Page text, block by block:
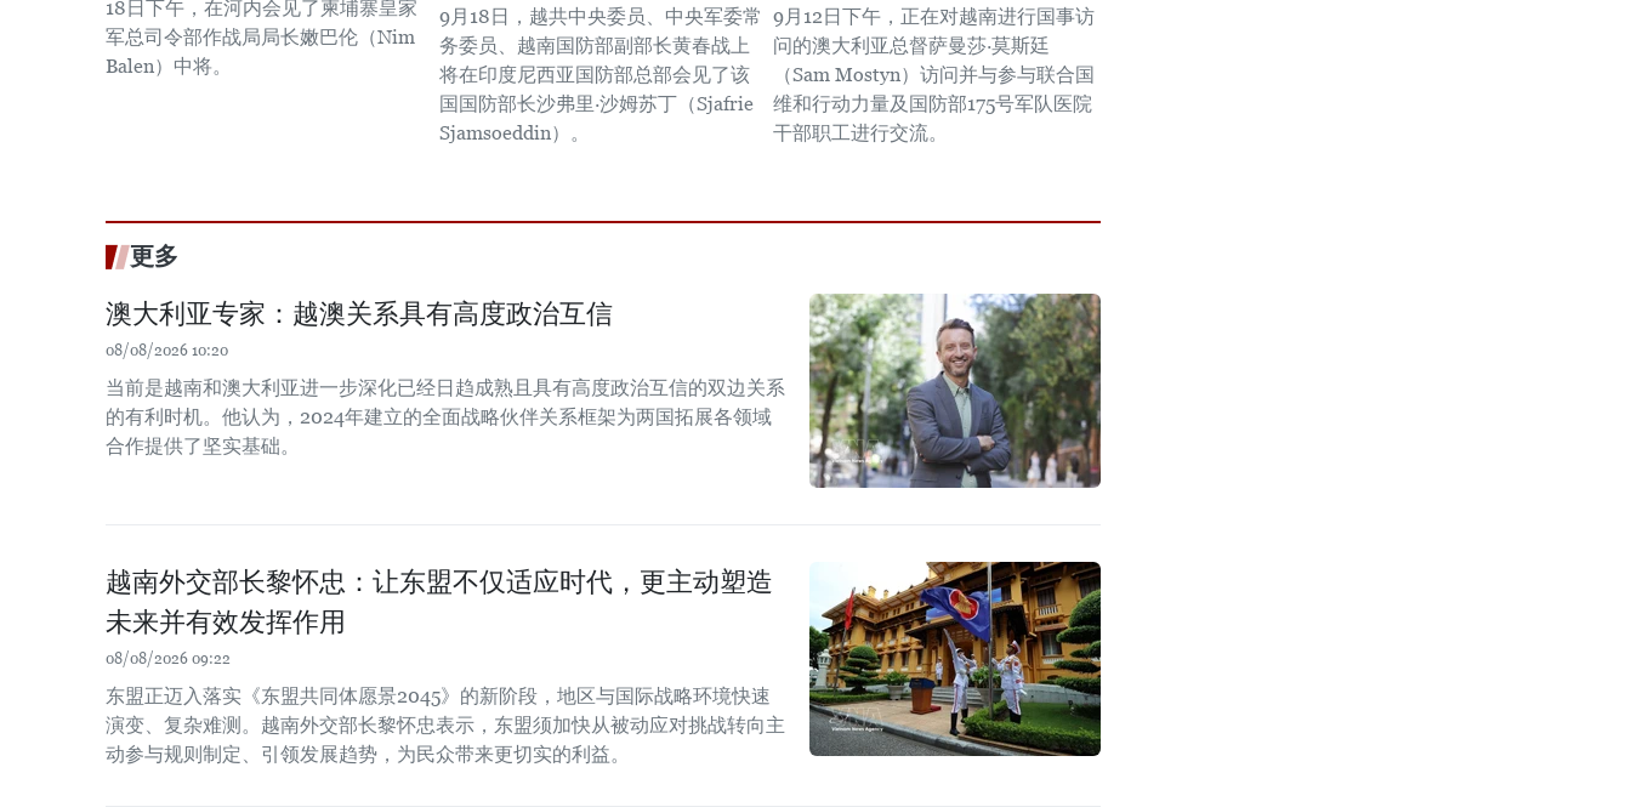
18日下午，在河内会见了柬埔寨皇家
军总司令部作战局局长嫩巴伦（Nim
Balen）中将。
9月18日，越共中央委员、中央军委常
务委员、越南国防部副部长黄春战上
将在印度尼西亚国防部总部会见了该
国国防部长沙弗里∙沙姆苏丁（Sjafrie
Sjamsoeddin）。
9月12日下午，正在对越南进行国事访
问的澳大利亚总督萨曼莎·莫斯廷
（Sam Mostyn）访问并与参与联合国
维和行动力量及国防部175号军队医院
干部职工进行交流。
更多
澳大利亚专家：越澳关系具有高度政治互信
08/08/2026 10:20
当前是越南和澳大利亚进一步深化已经日趋成熟且具有高度政治互信的双边关系
的有利时机。他认为，2024年建立的全面战略伙伴关系框架为两国拓展各领域
合作提供了坚实基础。
越南外交部长黎怀忠：让东盟不仅适应时代，更主动塑造
未来并有效发挥作用
08/08/2026 09:22
东盟正迈入落实《东盟共同体愿景2045》的新阶段，地区与国际战略环境快速
演变、复杂难测。越南外交部长黎怀忠表示，东盟须加快从被动应对挑战转向主
动参与规则制定、引领发展趋势，为民众带来更切实的利益。